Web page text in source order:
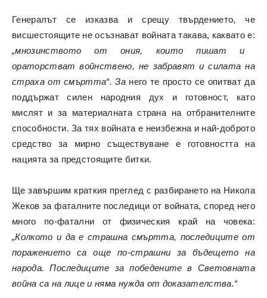
Генералът се изказва и срещу твърдението, че
висшестоящите не осъзнават войната такава, каквато е:
„мнозинството от ония, които пишат и
ораторстват войнствено, не забравят и силата на
страха от смъртта“. Занего те просто се опитват да
поддържат силен народния дух и готовност, като
мислят и за материалната страна на отбранителните
способности. За тях войната е неизбежна и най-доброто
средство за мирно съществуване е готовността на
нацията за предстоящите битки.
Ще завършим краткия преглед с разбирането на Никола
Жеков за фаталните последици от войната, според него
много по-фатални от физическия край на човека:
„Колкото и да е страшна смъртта, последиците от
поражението са още по-страшни за бъдещето на
народа. Последиците за победените в Световната
война са на лице и няма нужда от доказателства.“